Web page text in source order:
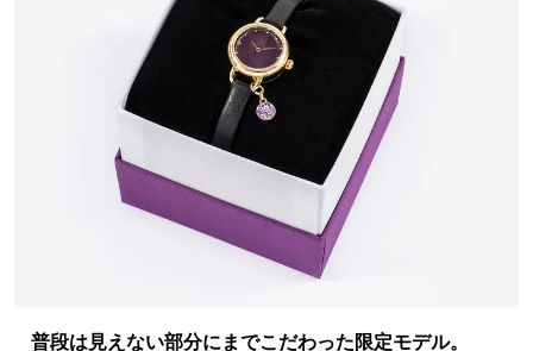
普段は見えない部分にまでこだわった限定モデル。